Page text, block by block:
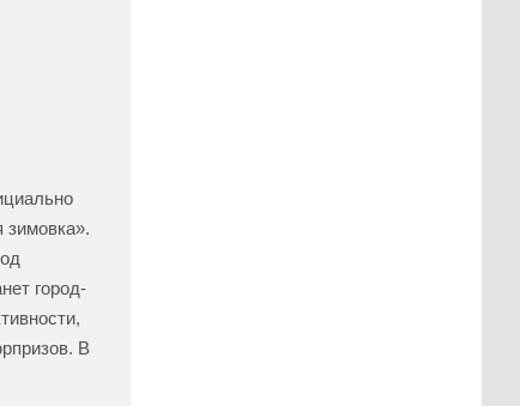
зимовка».
город-
В